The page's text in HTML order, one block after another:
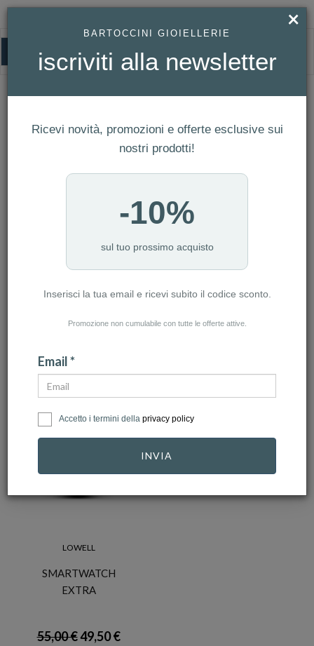
LOWELL
CATEGORIA: BAMBINO
CATEGORIA: DONNA
CATEGORIA: SMARTWATCH
CATEGORIA: UOMO
CATEGORIA: OROLOGI
AZZERA FILTRI
NUMERO ARTICOLI:1
-10%
LOWELL
SMARTWATCH
EXTRA
55,00 €49,50 €
×
BARTOCCINI GIOIELLERIE
iscriviti alla newsletter
Ricevi novità, promozioni e offerte esclusive sui
nostri prodotti!
-10%
sul tuo prossimo acquisto
Inserisci la tua email e ricevi subito il codice sconto.
Promozione non cumulabile con tutte le offerte attive.
Email *
Accetto i termini della privacy policy
INVIA